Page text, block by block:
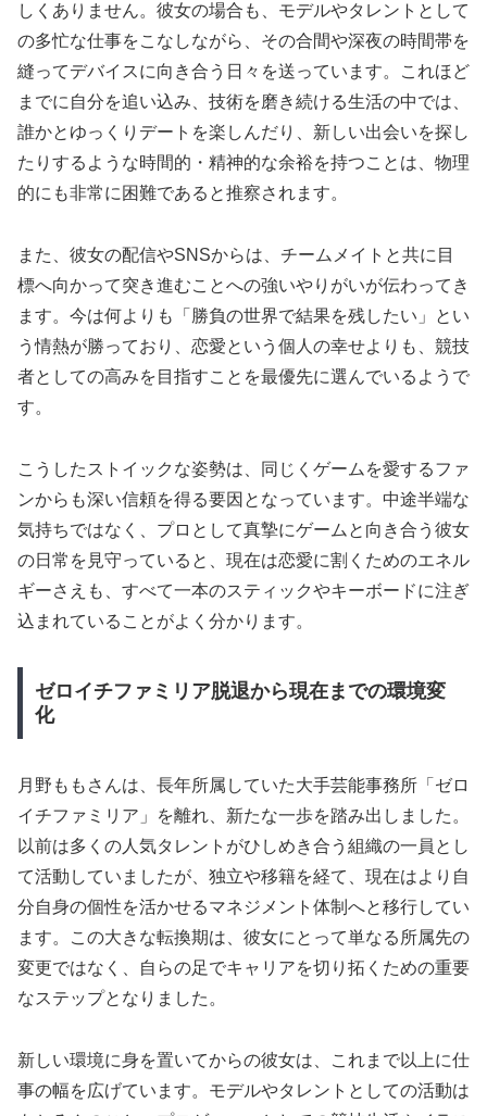
しくありません。彼女の場合も、モデルやタレントとして
の多忙な仕事をこなしながら、その合間や深夜の時間帯を
縫ってデバイスに向き合う日々を送っています。これほど
までに自分を追い込み、技術を磨き続ける生活の中では、
誰かとゆっくりデートを楽しんだり、新しい出会いを探し
たりするような時間的・精神的な余裕を持つことは、物理
的にも非常に困難であると推察されます。
また、彼女の配信やSNSからは、チームメイトと共に目
標へ向かって突き進むことへの強いやりがいが伝わってき
ます。今は何よりも「勝負の世界で結果を残したい」とい
う情熱が勝っており、恋愛という個人の幸せよりも、競技
者としての高みを目指すことを最優先に選んでいるようで
す。
こうしたストイックな姿勢は、同じくゲームを愛するファ
ンからも深い信頼を得る要因となっています。中途半端な
気持ちではなく、プロとして真摯にゲームと向き合う彼女
の日常を見守っていると、現在は恋愛に割くためのエネル
ギーさえも、すべて一本のスティックやキーボードに注ぎ
込まれていることがよく分かります。
ゼロイチファミリア脱退から現在までの環境変
化
月野ももさんは、長年所属していた大手芸能事務所「ゼロ
イチファミリア」を離れ、新たな一歩を踏み出しました。
以前は多くの人気タレントがひしめき合う組織の一員とし
て活動していましたが、独立や移籍を経て、現在はより自
分自身の個性を活かせるマネジメント体制へと移行してい
ます。この大きな転換期は、彼女にとって単なる所属先の
変更ではなく、自らの足でキャリアを切り拓くための重要
なステップとなりました。
新しい環境に身を置いてからの彼女は、これまで以上に仕
事の幅を広げています。モデルやタレントとしての活動は